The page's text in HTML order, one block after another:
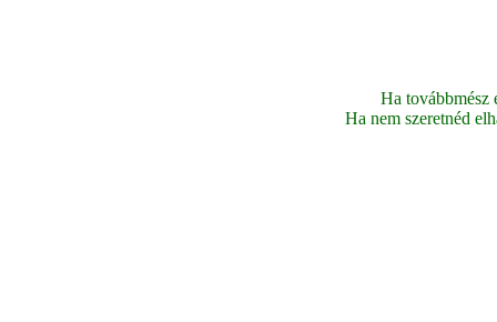
Ha továbbmész
Ha nem szeretnéd